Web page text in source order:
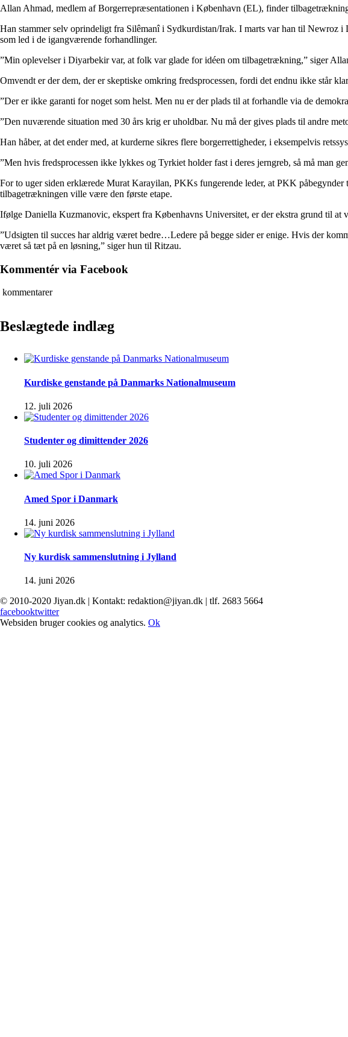
Allan Ahmad, medlem af Borgerrepræsentationen i København (EL), finder
Han stammer selv oprindeligt fra Silêmanî i Sydkurdistan/Irak. I marts var han til
som led i de igangværende forhandlinger.
”Min oplevelser i Diyarbekir var, at folk var glade for idéen om tilbagetrækning,” siger
Omvendt er der dem, der er skeptiske omkring fredsprocessen, fordi det endnu ikke står
”Der er ikke garanti for noget som helst. Men nu er der plads til at forhandle via de
”Den nuværende situation med 30 års krig er uholdbar. Nu må der gives plads til andre
Han håber, at det ender med, at kurderne sikres flere borgerrettigheder, i eksempelvis
”Men hvis fredsprocessen ikke lykkes og Tyrkiet holder fast i deres jerngreb, så må man
For to uger siden erklærede Murat Karayilan, PKKs fungerende leder, at PKK
tilbagetrækningen ville være den første etape.
Ifølge Daniella Kuzmanovic, ekspert fra Københavns Universitet, er der ekstra grund til at
”Udsigten til succes har aldrig været bedre…Ledere på begge sider er enige. Hvis der
været så tæt på en løsning,” siger hun til Ritzau.
Kommentér via Facebook
kommentarer
Beslægtede indlæg
Kurdiske genstande på Danmarks Nationalmuseum
12. juli 2026
Studenter og dimittender 2026
10. juli 2026
Amed Spor i Danmark
14. juni 2026
Ny kurdisk sammenslutning i Jylland
14. juni 2026
© 2010-2020 Jiyan.dk | Kontakt: redaktion@jiyan.dk | tlf. 2683 5664
facebooktwitter
Websiden bruger cookies og analytics. Ok